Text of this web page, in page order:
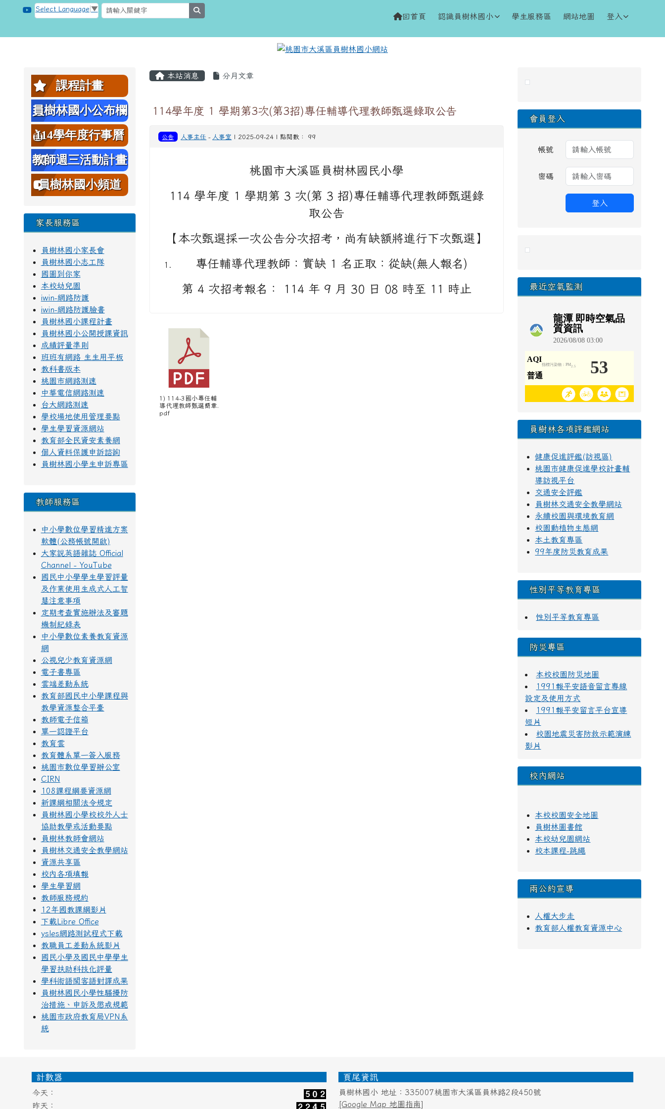
跳至主內容區
桃園市大溪區員樹林國小網站
Select Language ▼
回首頁 認識員樹林國小 學生服務區 網站地圖 登入
左邊區域內容
課程計畫
員樹林國小公布欄
114學年度行事曆
教師週三活動計畫
表
員樹林國小頻道
家長服務區
員樹林國小家長會
員樹林國小志工隊
國圖到你家
本校幼兒園
iwin-網路防護
iwin-網路防護臉書
員樹林國小課程計畫
員樹林國小公開授課資訊
成績評量準則
班班有網路 生生用平板
教科書版本
桃園市網路測速
中華電信網路測速
台大網路測速
學校場地使用管理要點
學生學習資源網站
教育部全民資安素養網
個人資料保護申訴諮詢
員樹林國小學生申訴專區
教師服務區
中小學數位學習精進方案
軟體(公務帳號開啟)
大家說英語雜誌 Official
Channel - YouTube
國民中小學學生學習評量
及作業使用生成式人工智
慧注意事項
定期考查實施辦法及審題
機制紀錄表
中小學數位素養教育資源
網
公視兒少教育資源網
電子書專區
雲端差勤系統
教育部國民中小學課程與
教學資源整合平臺
教師電子信箱
單一認證平台
教育雲
教育體系單一簽入服務
桃園市數位學習辦公室
CIRN
108課程綱要資源網
新課綱相關法令規定
員樹林國小學校校外人士
協助教學或活動要點
員樹林教師會網站
員樹林交通安全教學網站
資源共享區
校內各項填報
學生學習網
教師服務規約
12年國教課綱影片
下載Libre Office
ysles網路測試程式下載
教職員工差勤系統影片
國民小學及國民中學學生
學習扶助科技化評量
學科術語閩客語對譯成果
員樹林國民小學性騷擾防
治措施、申訴及懲戒規範
桃園市政府教育局VPN系
統
主內容區域
本站消息 分月文章
114學年度 1 學期第3次(第3招)專任輔導代理教師甄選錄取公告
公告 人事主任 - 人事室 | 2025-09-24 | 點閱數： 99
桃園市大溪區員樹林國民小學
114 學年度 1 學期第 3 次(第 3 招)專任輔導代理教師甄選錄
取公告
【本次甄選採一次公告分次招考，尚有缺額將進行下次甄選】
專任輔導代理教師：實缺 1 名正取：從缺(無人報名)
第 4 次招考報名： 114 年 9 月 30 日 08 時至 11 時止
1) 114-3國小專任輔
導代理教師甄選簡章.
pdf
右邊區域內容
會員登入
帳號
密碼
登入
最近空氣監測
員樹林各項評鑑網站
健康促進評鑑(訪視區)
桃園市健康促進學校計畫輔
導訪視平台
交通安全評鑑
員樹林交通安全教學網站
永續校園與環境教育網
校園動植物生態網
本土教育專區
99年度防災教育成果
性別平等教育專區
性別平等教育專區
防災專區
本校校園防災地圖
1991報平安語音留言專線
設定及使用方式
1991報平安留言平台宣導
短片
校園地震災害防救示範演練
影片
校內網站
本校校園安全地圖
員樹林圖書館
本校幼兒園網站
校本課程-跳繩
兩公約宣導
人權大步走
教育部人權教育資源中心
頁尾區域內容
計數器
今天：
昨天：
頁尾資訊
員樹林國小 地址：335007桃園市大溪區員林路2段450號
[Google Map 地圖指南]